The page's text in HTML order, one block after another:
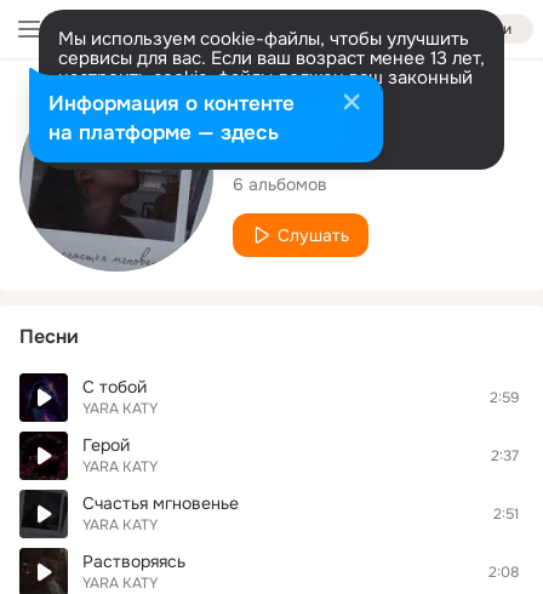
Войти
Мы используем cookie-файлы, чтобы улучшить
сервисы для вас. Если ваш возраст менее 13 лет,
настроить cookie-файлы должен ваш законный
представитель. Больше информации
Разрешить все Настроить
Исполнитель
YARA KATY
6 альбомов
Слушать
Песни
С тобой
YARA KATY
2:59
Герой
YARA KATY
2:37
Счастья мгновенье
YARA KATY
2:51
Растворяясь
YARA KATY
2:08
Информация о контенте
на платформе — здесь